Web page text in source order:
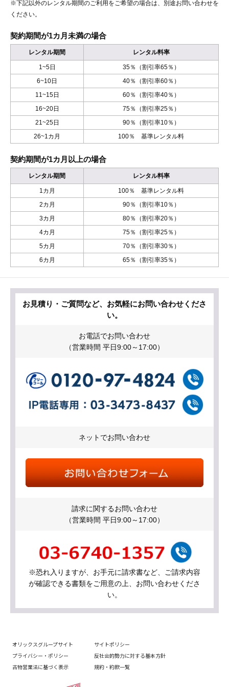
※下記以外のレンタル期間のご利用をご希望の場合は、別途お問い合わせを
ください。
契約期間が1カ月未満の場合
レンタル期間 レンタル料率
1~5日
35％（割引率65％）
6~10日
40％（割引率60％）
11~15日
60％（割引率40％）
16~20日
75％（割引率25％）
21~25日
90％（割引率10％）
26~1カ月
100％ 基準レンタル料
契約期間が1カ月以上の場合
レンタル期間 レンタル料率
1カ月
100％ 基準レンタル料
2カ月
90％（割引率10％）
3カ月
80％（割引率20％）
4カ月
75％（割引率25％）
5カ月
70％（割引率30％）
6カ月
65％（割引率35％）
お見積り・ご質問など、お気軽にお問い合わせくださ
い。
お電話でお問い合わせ
（営業時間 平日9:00～17:00）
ネットでお問い合わせ
請求に関するお問い合わせ
（営業時間 平日9:00～17:00）
※恐れ入りますが、お手元に請求書など、ご請求内容
が確認できる書類をご用意の上、お問い合わせくださ
い。
オリックスグループサイト
サイトポリシー
プライバシー・ポリシー
反社会的勢力に対する基本方針
古物営業法に基づく表示
規約・約款一覧